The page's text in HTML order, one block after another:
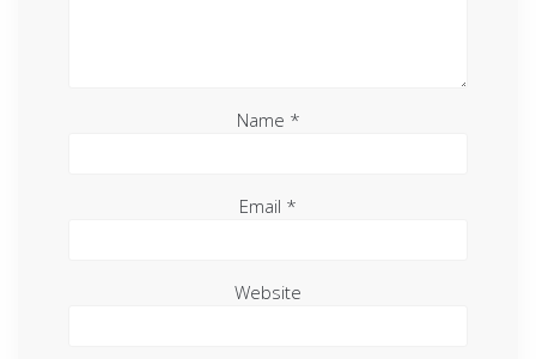
Name *
Email *
Website